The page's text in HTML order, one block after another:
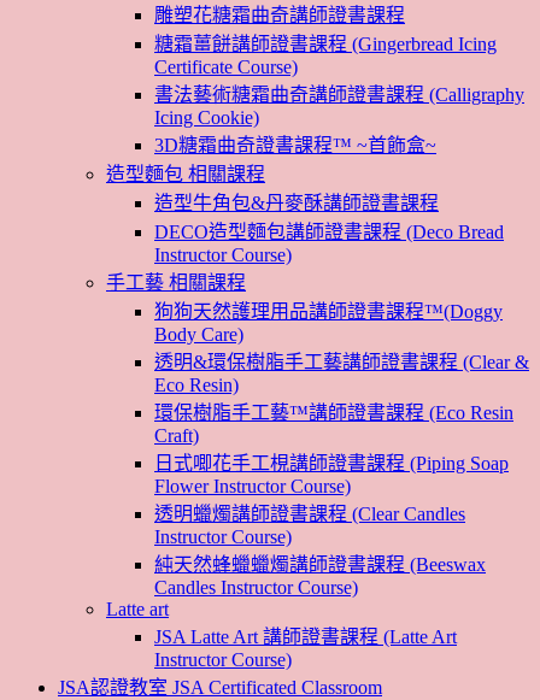
雕塑花糖霜曲奇講師證書課程
糖霜薑餅講師證書課程 (Gingerbread Icing
Certificate Course)
書法藝術糖霜曲奇講師證書課程 (Calligraphy
Icing Cookie)
3D糖霜曲奇證書課程™ ~首飾盒~
造型麵包 相關課程
造型牛角包&丹麥酥講師證書課程
DECO造型麵包講師證書課程 (Deco Bread
Instructor Course)
手工藝 相關課程
狗狗天然護理用品講師證書課程™(Doggy
Body Care)
透明&環保樹脂手工藝講師證書課程 (Clear &
Eco Resin)
環保樹脂手工藝™講師證書課程 (Eco Resin
Craft)
日式唧花手工梘講師證書課程 (Piping Soap
Flower Instructor Course)
透明蠟燭講師證書課程 (Clear Candles
Instructor Course)
純天然蜂蠟蠟燭講師證書課程 (Beeswax
Candles Instructor Course)
Latte art
JSA Latte Art 講師證書課程 (Latte Art
Instructor Course)
JSA認證教室 JSA Certificated Classroom